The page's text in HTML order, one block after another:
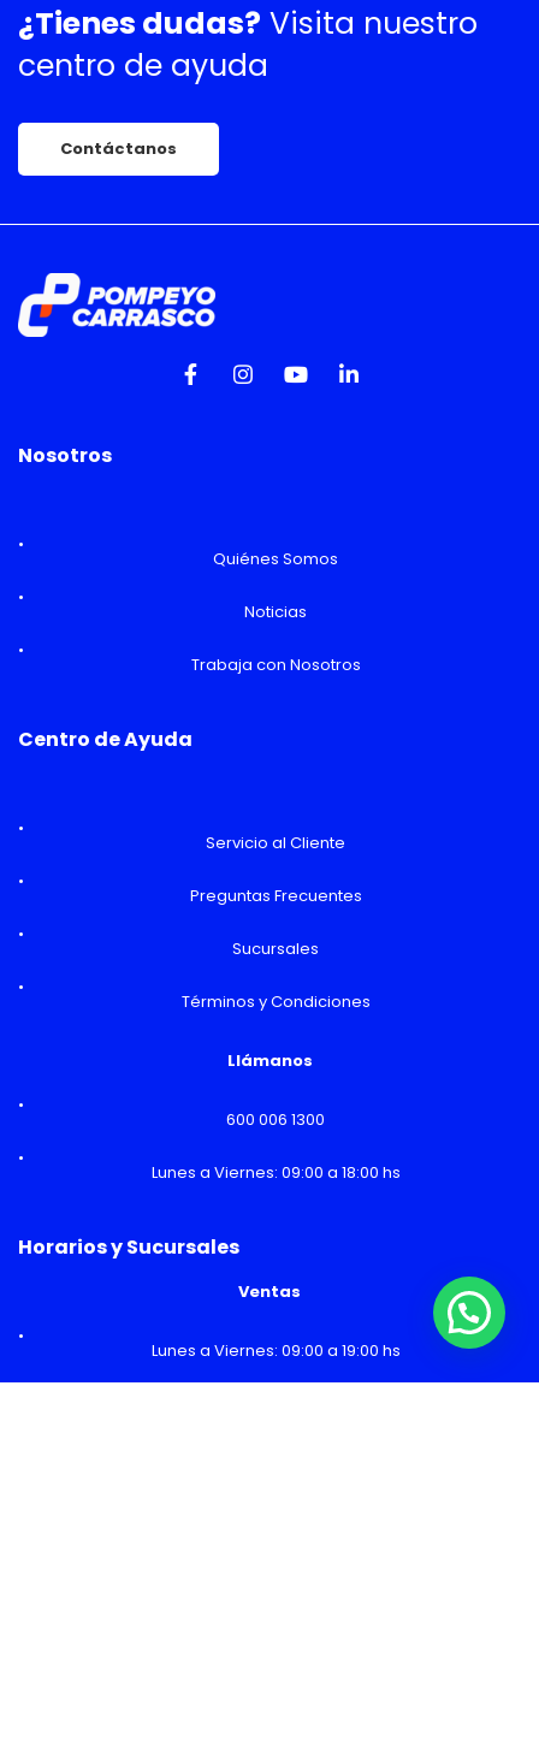
¿Tienes dudas? Visita nuestro
centro de ayuda
Contáctanos
Nosotros
Quiénes Somos
Noticias
Trabaja con Nosotros
Centro de Ayuda
Servicio al Cliente
Preguntas Frecuentes
Sucursales
Términos y Condiciones
Llámanos
600 006 1300
Lunes a Viernes: 09:00 a 18:00 hs
Horarios y Sucursales
Ventas
Lunes a Viernes: 09:00 a 19:00 hs